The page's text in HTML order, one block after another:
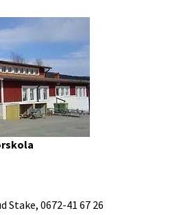
Stake, 0672-41 67 26